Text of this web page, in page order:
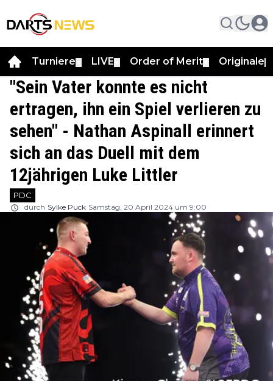
Turniere LIVE Order of Merit Originale
"Sein Vater konnte es nicht
ertragen, ihn ein Spiel verlieren zu
sehen" - Nathan Aspinall erinnert
sich an das Duell mit dem
12jährigen Luke Littler
PDC
durch Sylke Puck Samstag, 20 April 2024 um 9:00